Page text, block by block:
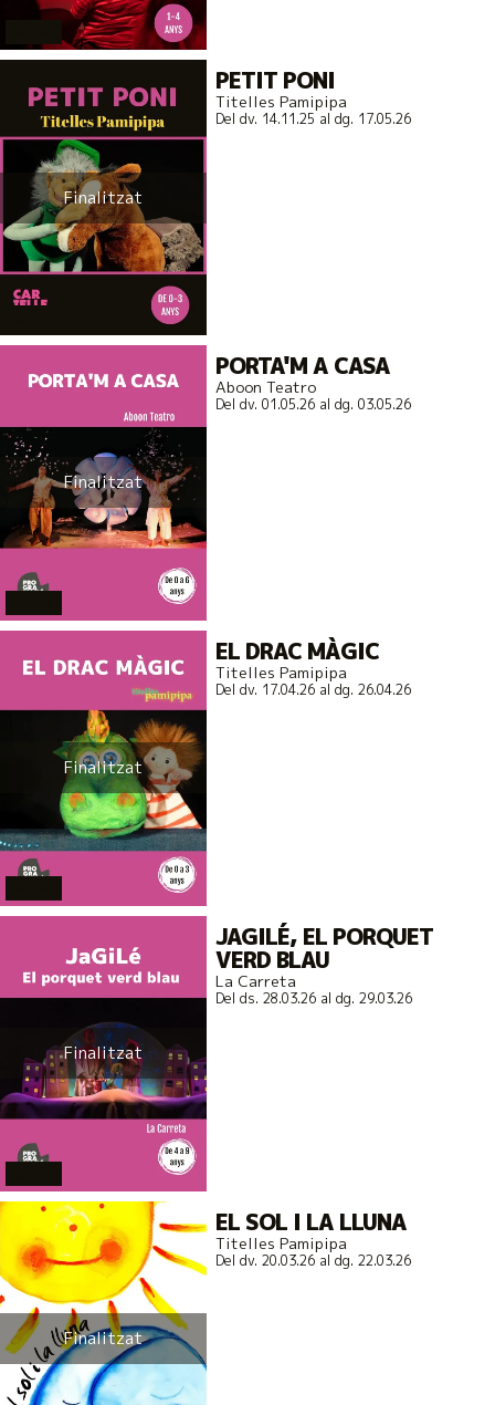
Finalitzat
PETIT PONI
Titelles Pamipipa
Del dv. 14.11.25 al dg. 17.05.26
Finalitzat
PORTA'M A CASA
Aboon Teatro
Del dv. 01.05.26al dg. 03.05.26
Finalitzat
EL DRAC MÀGIC
Titelles Pamipipa
Del dv. 17.04.26al dg. 26.04.26
Finalitzat
JAGILÉ, EL PORQUET
VERD BLAU
La Carreta
Del ds. 28.03.26al dg. 29.03.26
Finalitzat
EL SOL I LA LLUNA
Titelles Pamipipa
Del dv. 20.03.26al dg. 22.03.26